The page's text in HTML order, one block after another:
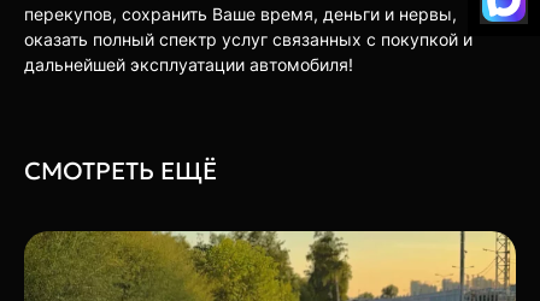
перекупов, сохранить Ваше время, деньги и нервы,
оказать полный спектр услуг связанных с покупкой и
дальнейшей эксплуатации автомобиля!
СМОТРЕТЬ ЕЩЁ